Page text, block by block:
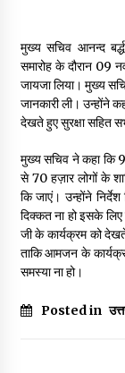
मुख्य सचिव आनन्द
समारोह के दौरान 09
जायजा लिया। मुख्य
जानकारी ली। उन्होंने
देखते हुए सुरक्षा सहित
मुख्य सचिव ने कहा कि
से 70 हज़ार लोगों के
कि जाएं। उन्होंने
दिक्कत ना हो इसके
जी के कार्यक्रम को देखते
ताकि आमजन के
समस्या ना हो।
Posted in